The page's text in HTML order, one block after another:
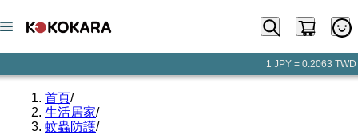
1 JPY = 0.2063 TWD
首頁/
生活居家/
蚊蟲防護/